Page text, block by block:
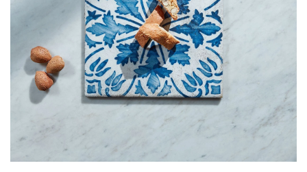
Pistagecantuccini
95,00 kr
Cantuccini med apelsin
Lägg till
Ny design Ny design